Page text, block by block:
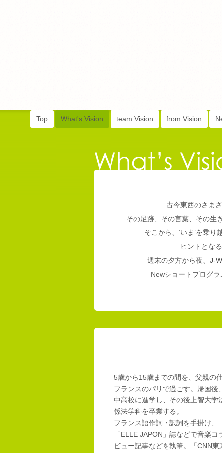
Top What's Vision team Vision from Vision
古今東西のさま
その足跡、その言葉、その生
そこから、‘いま’を乗
ヒントとな
週末の夕方から夜、 J-
Newショートプログ
5歳から15歳までの間を、父親の
フランスのパリで過ごす。帰国後
中高校に進学し、その後上智大学
係法学科を卒業する。
フランス語作詞・訳詞を手掛け、
「ELLE JAPON」誌などで音楽コ
ビュー記事などを執筆。「CNN東